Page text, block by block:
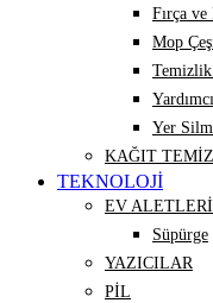
Fırça
Mop
Yer
KAĞIT
TEKNOLOJİ
EV
Süpürge
YAZICILAR
PİL